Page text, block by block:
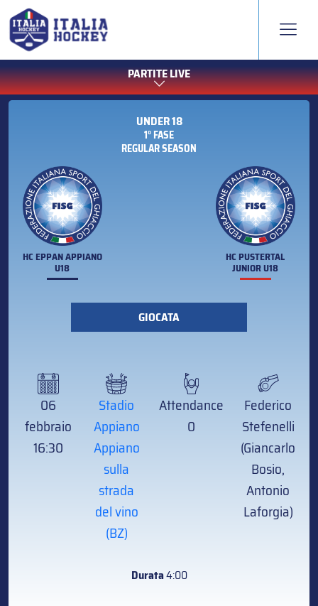
PARTITE LIVE
UNDER 18
1° FASE
REGULAR SEASON
HC EPPAN APPIANO
U18
HC PUSTERTAL
JUNIOR U18
GIOCATA
06
febbraio
16:30
Stadio
Appiano
Appiano
sulla
strada
del vino
(BZ)
Attendance
0
Federico
Stefenelli
(Giancarlo
Bosio,
Antonio
Laforgia)
Durata4:00